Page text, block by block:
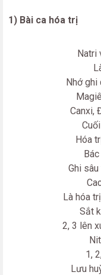
1) Bài ca hóa trị
Natri
Nhớ ghi
Canxi,
Hóa
Ghi
Là hóa
Sắt
2, 3 lên
1,
Lưu